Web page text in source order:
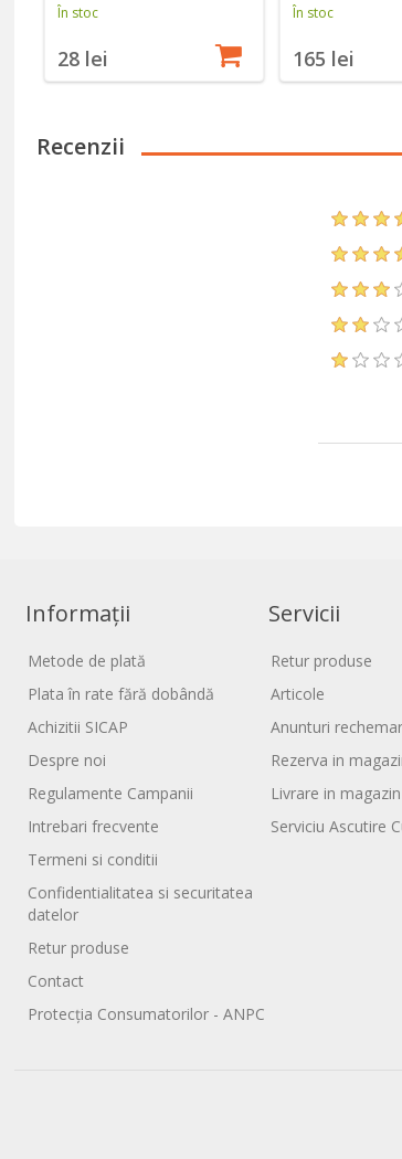
În stoc
28 lei
În stoc
165 lei
Recenzii
Informații
Metode de plată
Plata în rate fără dobândă
Achizitii SICAP
Despre noi
Regulamente Campanii
Intrebari frecvente
Termeni si conditii
Confidentialitatea si securitatea
datelor
Retur produse
Contact
Protecția Consumatorilor - ANPC
Servicii
Retur produse
Articole
Anunturi
Rezerva in
Livrare in magazin
Serviciu Ascutire